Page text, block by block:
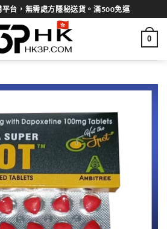
台，無需處方隱秘送貨。滿500免運
0